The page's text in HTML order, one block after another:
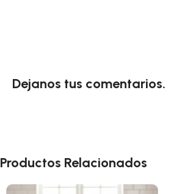
Dejanos tus comentarios.
Productos Relacionados